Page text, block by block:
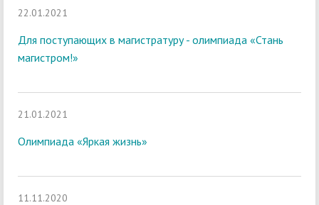
22.01.2021
Для поступающих в магистратуру - олимпиада «Стань
магистром!»
21.01.2021
Олимпиада «Яркая жизнь»
11.11.2020